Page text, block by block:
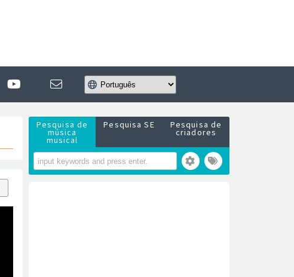
Pesquisa de
música
musical
Pesquisa SE Pesquisa de
criadores